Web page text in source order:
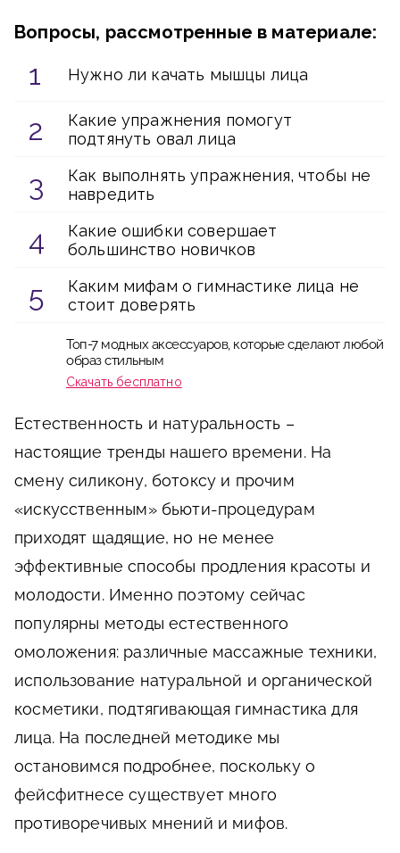
Вопросы, рассмотренные в материале:
Нужно ли качать мышцы лица
Какие упражнения помогут
подтянуть овал лица
Как выполнять упражнения, чтобы не
навредить
Какие ошибки совершает
большинство новичков
Каким мифам о гимнастике лица не
стоит доверять
Топ-7 модных аксессуаров, которые сделают любой
образ стильным
Скачать бесплатно
Естественность и натуральность –
настоящие тренды нашего времени. На
смену силикону, ботоксу и прочим
«искусственным» бьюти-процедурам
приходят щадящие, но не менее
эффективные способы продления красоты и
молодости. Именно поэтому сейчас
популярны методы естественного
омоложения: различные массажные техники,
использование натуральной и органической
косметики, подтягивающая гимнастика для
лица. На последней методике мы
остановимся подробнее, поскольку о
фейсфитнесе существует много
противоречивых мнений и мифов.